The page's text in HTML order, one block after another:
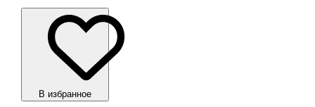
В избранноe